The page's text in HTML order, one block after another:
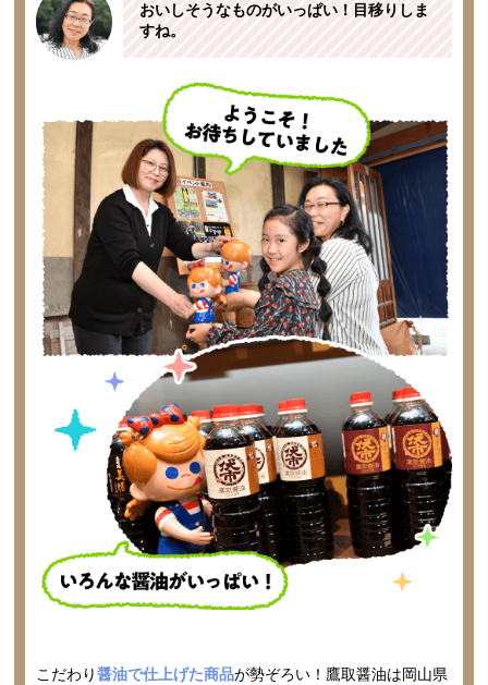
おいしそうなものがいっぱい！目移りしま
すね。
こだわり醤油で仕上げた商品が勢ぞろい！ 鷹取醤油は岡山県